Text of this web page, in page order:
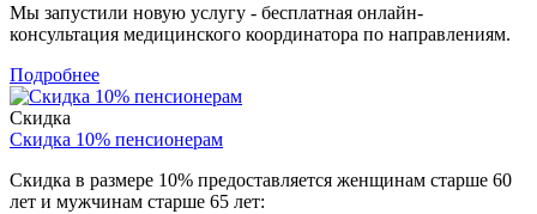
Мы запустили новую услугу - бесплатная онлайн-
консультация медицинского координатора по направлениям.
Подробнее
Скидка
Скидка 10% пенсионерам
Скидка в размере 10% предоставляется женщинам старше 60
лет и мужчинам старше 65 лет: